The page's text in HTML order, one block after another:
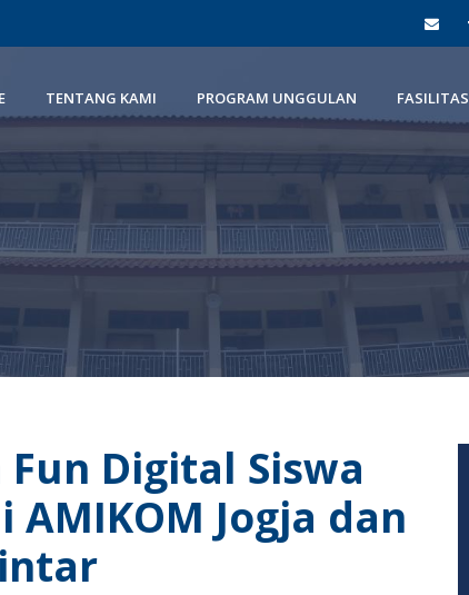
TENTANG KAMI PROGRAM UNGGULAN FASILITAS
Digital Siswa
AMIKOM Jogja dan